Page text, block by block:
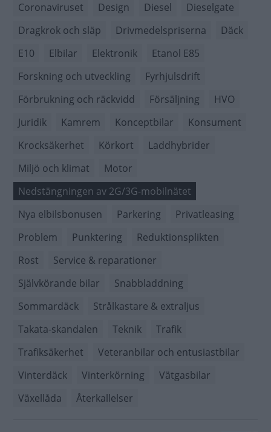
Coronaviruset
Design Diesel
Dieselgate
Dragkrok och släp
Drivmedelspriserna
Däck
E10
Elbilar Elektronik
Etanol E85
Forskning och utveckling
Fyrhjulsdrift
Förbrukning och räckvidd
Försäljning
HVO
Juridik
Kamrem Konceptbilar
Konsument
Krocksäkerhet
Körkort
Laddhybrider
Miljö och klimat
Motor
Nedstängningen av 2G/3G-mobilnätet
Nya elbilsbonusen
Parkering
Privatleasing
Problem
Punktering
Reduktionsplikten
Rost
Service & reparationer
Självkörande bilar
Snabbladdning
Sommardäck
Strålkastare & extraljus
Takata-skandalen
Teknik
Trafik
Trafiksäkerhet
Veteranbilar och entusiastbilar
Vinterdäck
Vinterkörning
Vätgasbilar
Växellåda
Återkallelser